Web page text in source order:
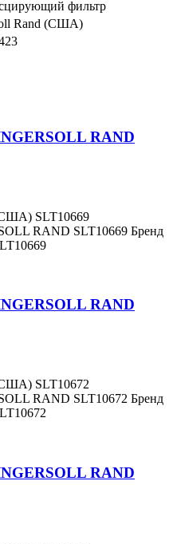
фильтр
Rand (США)
RAND
SLT10669
RAND SLT10669 Бренд
RAND
SLT10672
RAND SLT10672 Бренд
RAND